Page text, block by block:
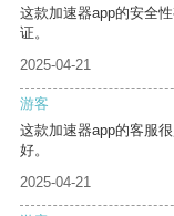
这款加速器app的安全
证。
2025-04-21
游客
这款加速器app的客服
好。
2025-04-21